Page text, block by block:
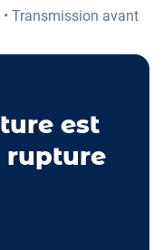
• Transmission avant
est
rupture